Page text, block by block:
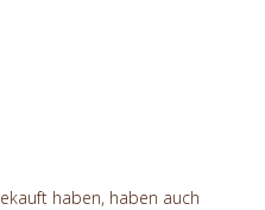
haben, haben auch